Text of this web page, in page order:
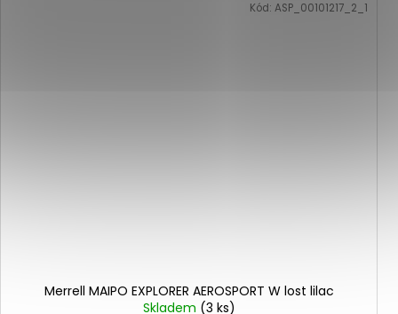
Merrell MAIPO EXPLORER AEROSPORT W lost lilac
Skladem (3 ks)
Kód: ASP_00101217_2_1